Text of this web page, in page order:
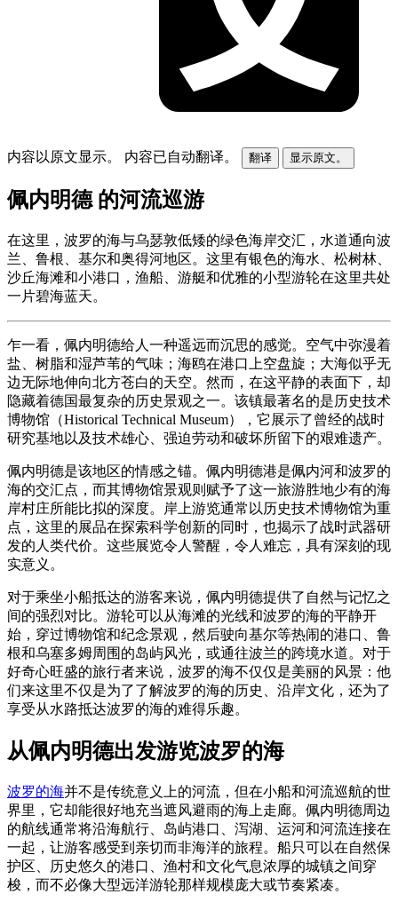
内容以原文显示。 内容已自动翻译。 翻译 显示原文。
佩内明德 的河流巡游
在这里，波罗的海与乌瑟敦低矮的绿色海岸交汇，水道通向波
兰、鲁根、基尔和奥得河地区。这里有银色的海水、松树林、
沙丘海滩和小港口，渔船、游艇和优雅的小型游轮在这里共处
一片碧海蓝天。
乍一看，佩内明德给人一种遥远而沉思的感觉。空气中弥漫着
盐、树脂和湿芦苇的气味；海鸥在港口上空盘旋；大海似乎无
边无际地伸向北方苍白的天空。然而，在这平静的表面下，却
隐藏着德国最复杂的历史景观之一。该镇最著名的是历史技术
博物馆（Historical Technical Museum），它展示了曾经的战时
研究基地以及技术雄心、强迫劳动和破坏所留下的艰难遗产。
佩内明德是该地区的情感之锚。佩内明德港是佩内河和波罗的
海的交汇点，而其博物馆景观则赋予了这一旅游胜地少有的海
岸村庄所能比拟的深度。岸上游览通常以历史技术博物馆为重
点，这里的展品在探索科学创新的同时，也揭示了战时武器研
发的人类代价。这些展览令人警醒，令人难忘，具有深刻的现
实意义。
对于乘坐小船抵达的游客来说，佩内明德提供了自然与记忆之
间的强烈对比。游轮可以从海滩的光线和波罗的海的平静开
始，穿过博物馆和纪念景观，然后驶向基尔等热闹的港口、鲁
根和乌塞多姆周围的岛屿风光，或通往波兰的跨境水道。对于
好奇心旺盛的旅行者来说，波罗的海不仅仅是美丽的风景：他
们来这里不仅是为了了解波罗的海的历史、沿岸文化，还为了
享受从水路抵达波罗的海的难得乐趣。
从佩内明德出发游览波罗的海
波罗的海并不是传统意义上的河流，但在小船和河流巡航的世
界里，它却能很好地充当遮风避雨的海上走廊。佩内明德周边
的航线通常将沿海航行、岛屿港口、泻湖、运河和河流连接在
一起，让游客感受到亲切而非海洋的旅程。船只可以在自然保
护区、历史悠久的港口、渔村和文化气息浓厚的城镇之间穿
梭，而不必像大型远洋游轮那样规模庞大或节奏紧凑。